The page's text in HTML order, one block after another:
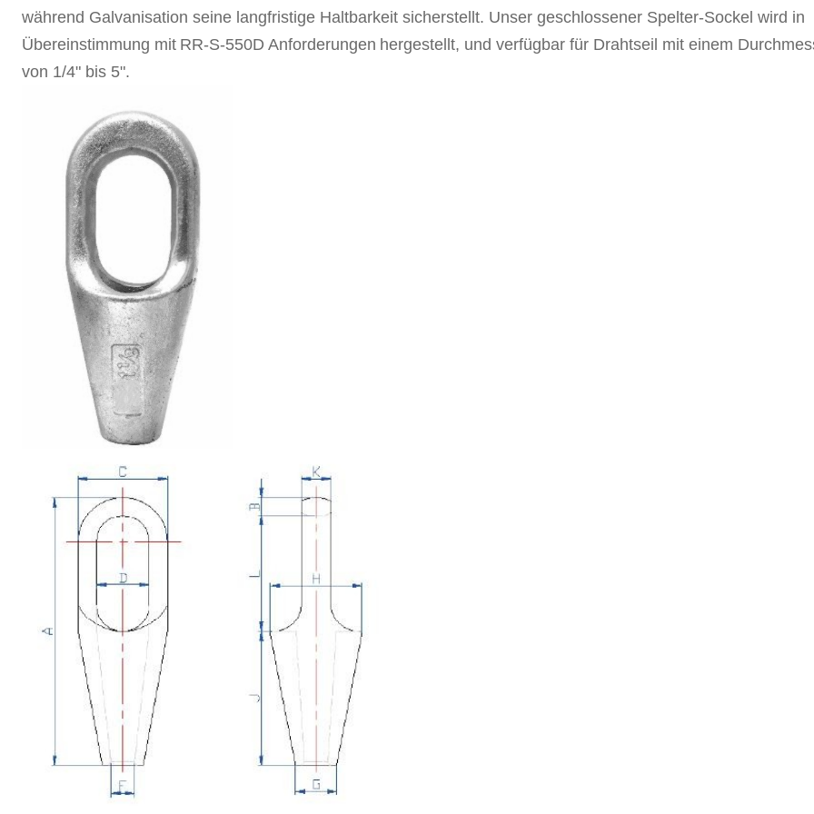
während Galvanisation seine langfristige Haltbarkeit sicherstellt. Unser geschlossener Spelter-Sockel wird in
Übereinstimmung mit RR-S-550D Anforderungen hergestellt, und verfügbar für Drahtseil mit einem
von 1/4" bis 5".